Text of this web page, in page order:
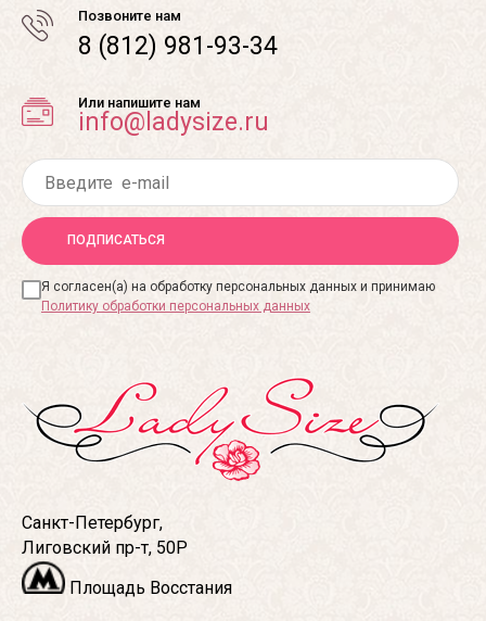
Позвоните нам
8 (812) 981-93-34
Или напишите нам
info@ladysize.ru
ПОДПИСАТЬСЯ
Я согласен(а) на обработку персональных данных и принимаю
Политику обработки персональных данных
Санкт-Петербург,
Лиговский пр-т, 50Р
Площадь Восстания